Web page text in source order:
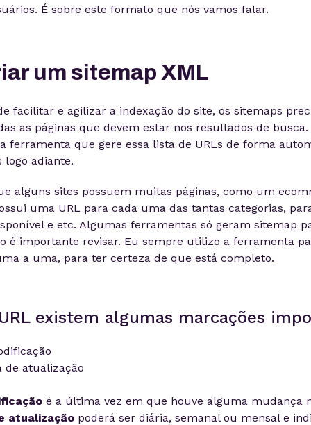
É sobre este formato que nós vamos falar.
um sitemap XML
facilitar e agilizar a indexação do site, os sitemaps
as páginas que devem estar nos resultados de
ferramenta que gere essa lista de URLs de forma
adiante.
alguns sites possuem muitas páginas, como um
uma URL para cada uma das tantas categorias,
e etc. Algumas ferramentas só geram sitemap
é importante revisar. Eu sempre utilizo a ferramenta
a uma, para ter certeza de que está completo.
existem algumas marcações
de atualização
é a última vez em que houve alguma mudança
atualização poderá ser diária, semanal ou mensal e